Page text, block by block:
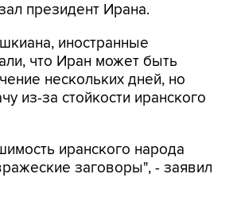
иностранные
нескольких дней, но
из-за стойкости иранского
иранского народа
что "единство